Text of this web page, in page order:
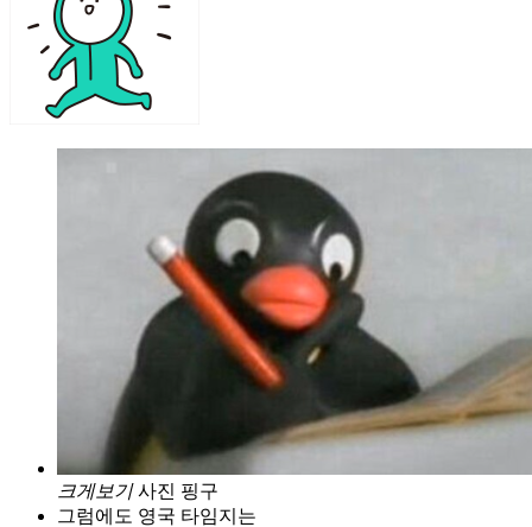
크게보기 사진 핑구
그럼에도 영국 타임지는